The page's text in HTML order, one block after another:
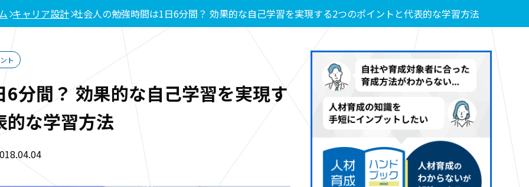
キャリア設計 社会人の勉強時間は1日6分間？ 効果的な自己学習を実現する2つのポイントと代表的な学習方法
ト
分間？ 効果的な自己学習を実現す
な学習方法